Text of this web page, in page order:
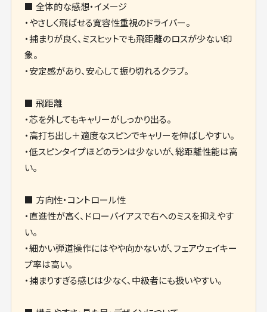
■ 全体的な感想・イメージ
・やさしく飛ばせる寛容性重視のドライバー。
・捕まりが良く、ミスヒットでも飛距離のロスが少ない印
象。
・安定感があり、安心して振り切れるクラブ。
■ 飛距離
・芯を外してもキャリーがしっかり出る。
・高打ち出し＋適度なスピンでキャリーを伸ばしやすい。
・低スピンタイプほどのランは少ないが、総距離性能は高
い。
■ 方向性・コントロール性
・直進性が高く、ドローバイアスで右へのミスを抑えやす
い。
・細かい弾道操作にはやや向かないが、フェアウェイキー
プ率は高い。
・捕まりすぎる感じは少なく、中級者にも扱いやすい。